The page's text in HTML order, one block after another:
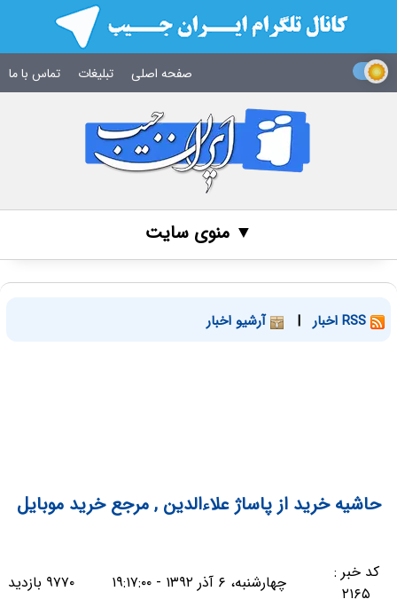
صفحه اصلی تبلیغات تماس با ما
▼ منوی سایت
| آرشیو اخبار
حاشیه خرید از پاساژ علاءالدین , مرجع خرید موبایل
کد خبر :
۲۱۶۵
چهارشنبه، ۶ آذر ۱۳۹۲ - ۱۹:۱۷:۰۰ ۹۷۷۰ بازدید